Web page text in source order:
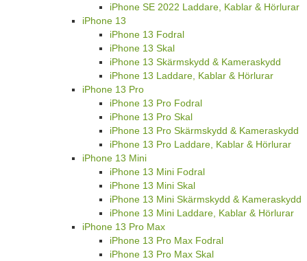
iPhone SE 2022 Laddare, Kablar & Hörlurar
iPhone 13
iPhone 13 Fodral
iPhone 13 Skal
iPhone 13 Skärmskydd & Kameraskydd
iPhone 13 Laddare, Kablar & Hörlurar
iPhone 13 Pro
iPhone 13 Pro Fodral
iPhone 13 Pro Skal
iPhone 13 Pro Skärmskydd & Kameraskydd
iPhone 13 Pro Laddare, Kablar & Hörlurar
iPhone 13 Mini
iPhone 13 Mini Fodral
iPhone 13 Mini Skal
iPhone 13 Mini Skärmskydd & Kameraskydd
iPhone 13 Mini Laddare, Kablar & Hörlurar
iPhone 13 Pro Max
iPhone 13 Pro Max Fodral
iPhone 13 Pro Max Skal